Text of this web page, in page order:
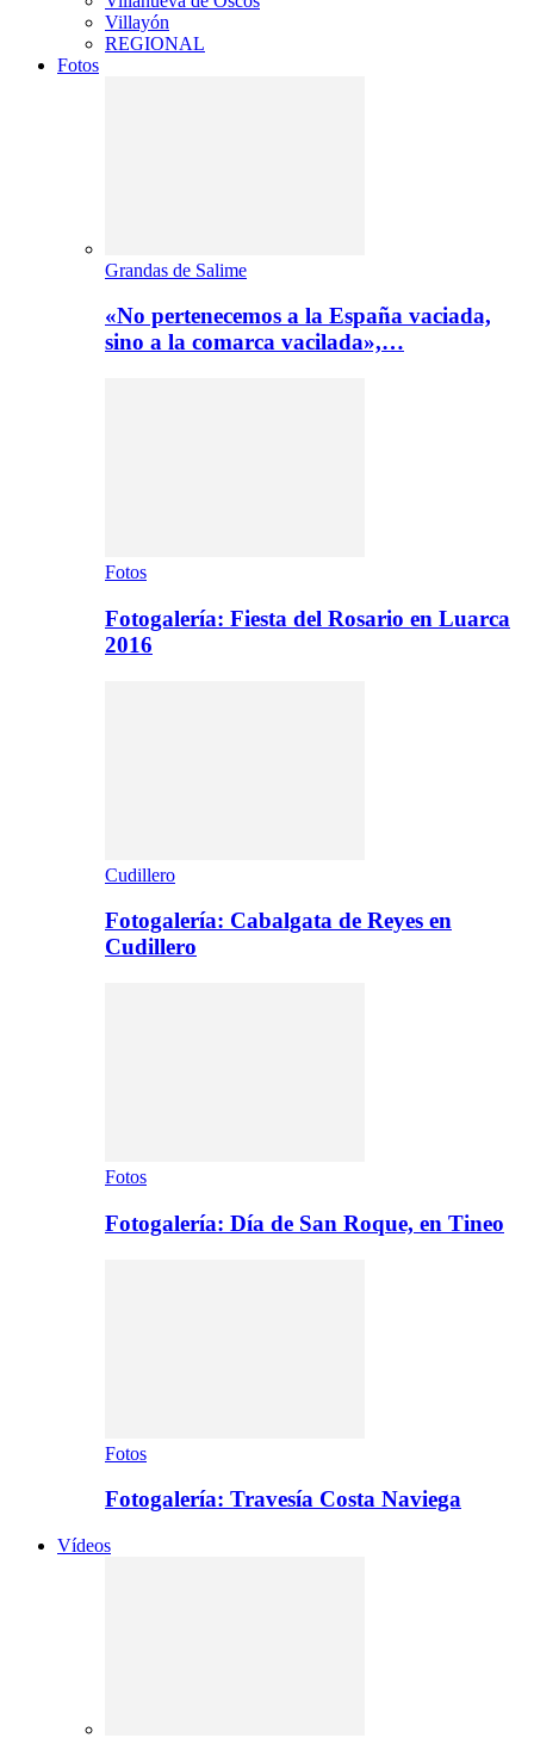
Villayón
REGIONAL
Fotos
Grandas de Salime
«No pertenecemos a la España vaciada,
sino a la comarca vacilada»,…
Fotos
Fotogalería: Fiesta del Rosario en Luarca
2016
Cudillero
Fotogalería: Cabalgata de Reyes en
Cudillero
Fotos
Fotogalería: Día de San Roque, en Tineo
Fotos
Fotogalería: Travesía Costa Naviega
Vídeos